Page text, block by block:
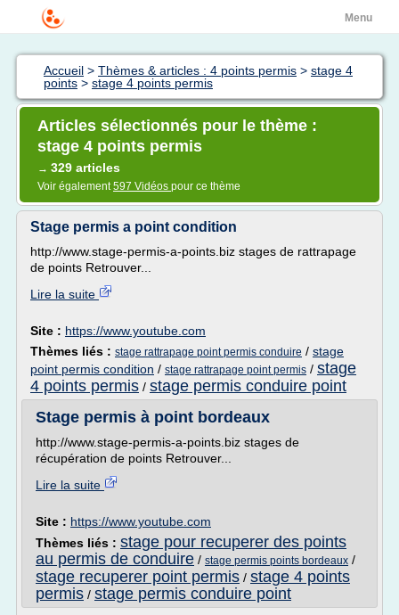
Menu
Accueil > Thèmes & articles : 4 points permis > stage 4
points > stage 4 points permis
Articles sélectionnés pour le thème :
stage 4 points permis
→ 329 articles
Voir également597 Vidéos pour ce thème
Stage permis a point condition
http://www.stage-permis-a-points.biz stages de rattrapage
de points Retrouver...
Lire la suite
Site : https://www.youtube.com
Thèmes liés : stage rattrapage point permis conduire / stage
point permis condition / stage rattrapage point permis / stage
4 points permis / stage permis conduire point
Stage permis à point bordeaux
http://www.stage-permis-a-points.biz stages de
récupération de points Retrouver...
Lire la suite
Site : https://www.youtube.com
Thèmes liés : stage pour recuperer des points
au permis de conduire / stage permis points bordeaux /
stage recuperer point permis / stage 4 points
permis / stage permis conduire point